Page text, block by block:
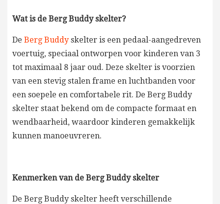
Wat is de Berg Buddy skelter?
De Berg Buddy skelter is een pedaal-aangedreven
voertuig, speciaal ontworpen voor kinderen van 3
tot maximaal 8 jaar oud. Deze skelter is voorzien
van een stevig stalen frame en luchtbanden voor
een soepele en comfortabele rit. De Berg Buddy
skelter staat bekend om de compacte formaat en
wendbaarheid, waardoor kinderen gemakkelijk
kunnen manoeuvreren.
Kenmerken van de Berg Buddy skelter
De Berg Buddy skelter heeft verschillende